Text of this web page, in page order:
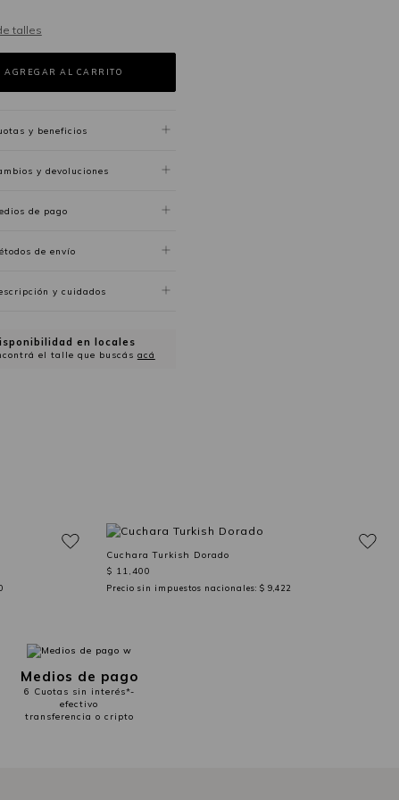
talles
y beneficios
y devoluciones
de pago
de envío
y cuidados
en locales
el talle que buscás acá
Cuchara Turkish Dorado
$ 11,400
Precio sin impuestos nacionales: $ 9,422
Medios de pago
6 Cuotas sin interés*-
efectivo
transferencia o cripto